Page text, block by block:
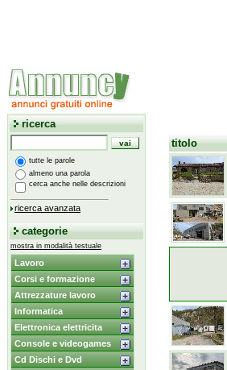
ricerca
tutte le parole
almeno una parola
cerca anche nelle descrizioni
ricerca avanzata
categorie
mostra in modalità testuale
Lavoro
Corsi e formazione
Attrezzature lavoro
Informatica
Elettronica elettricita
Console e videogames
Cd Dischi e Dvd
titolo